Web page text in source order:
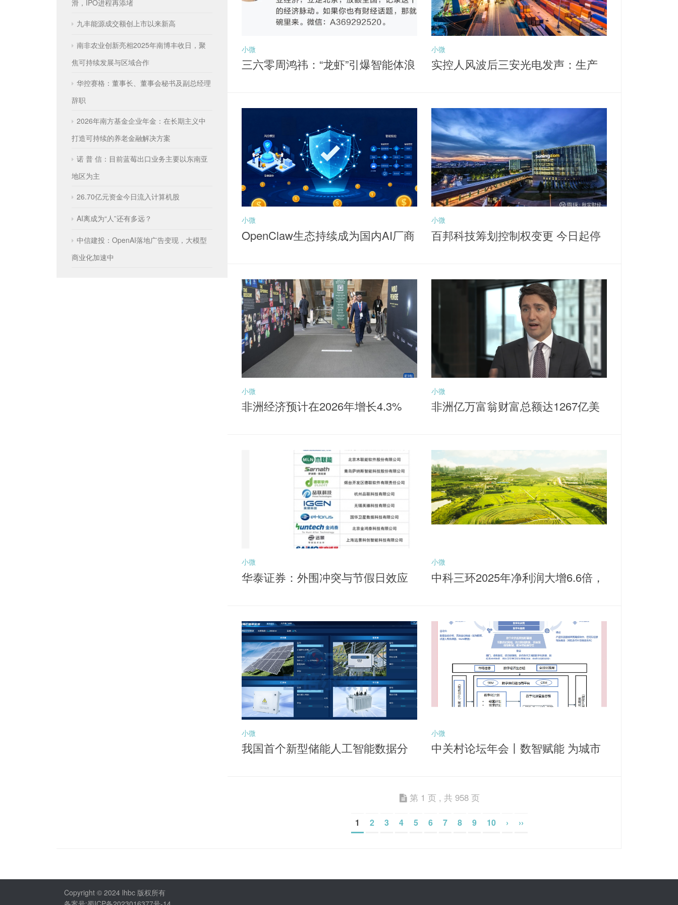
小微
三六零周鸿祎：“龙虾”引爆智能体浪
小微
实控人风波后三安光电发声：生产
小微
OpenClaw生态持续成为国内AI厂商
20910）布局机会
小微
百邦科技筹划控制权变更 今日起停
小微
非洲经济预计在2026年增长4.3%
小微
非洲亿万富翁财富总额达1267亿美
小微
华泰证券：外围冲突与节假日效应
小微
中科三环2025年净利润大增6.6倍，
小微
我国首个新型储能人工智能数据分
小微
中关村论坛年会丨数智赋能 为城市
第 1 页 , 共 958 页
1 2 3 4 5 6 7 8 9 10 › ››
滑，IPO进程再添堵
九丰能源成交额创上市以来新高
南非农业创新亮相2025年南博丰收日，聚
焦可持续发展与区域合作
华控赛格：董事长、董事会秘书及副总经理
辞职
2026年南方基金企业年金：在长期主义中
打造可持续的养老金融解决方案
诺 普 信：目前蓝莓出口业务主要以东南亚
地区为主
26.70亿元资金今日流入计算机股
AI离成为“人”还有多远？
中信建投：OpenAI落地广告变现，大模型
商业化加速中
Copyright © 2024 lhbc 版权所有